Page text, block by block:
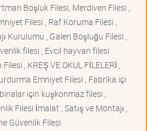
Boşluk Filesi, Merdiven Filesi ,
Filesi , Raf Koruma Filesi ,
Kurulumu , Galeri Boşluğu Filesi ,
filesi , Evcil hayvan filesi
, KREŞ VE OKUL FİLELERİ ,
Emniyet Filesi , Fabrika içi
için kuşkonmaz filesi ,
Filesi İmalat , Satış ve Montajı ,
Güvenlik Filesi